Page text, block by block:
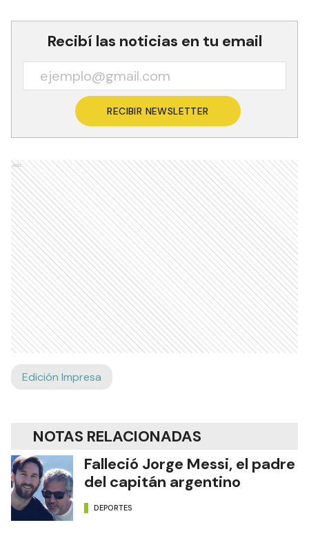
Recibí las noticias en tu email
RECIBIR NEWSLETTER
Ads
Edición Impresa
NOTAS RELACIONADAS
Falleció Jorge Messi, el padre
del capitán argentino
DEPORTES